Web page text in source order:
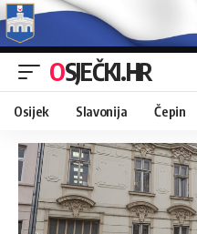
OSJEČKI.HR
Osijek Slavonija Čepin